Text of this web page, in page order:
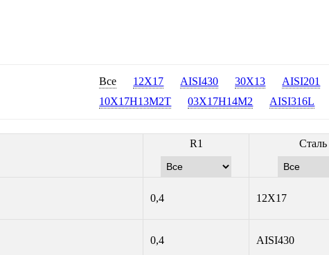
Все 12Х17 AISI430 30Х13 AISI201
10Х17Н13М2Т
03Х17Н14М2 AISI316L
R1
Сталь
0,4 12Х17
0,4 AISI430